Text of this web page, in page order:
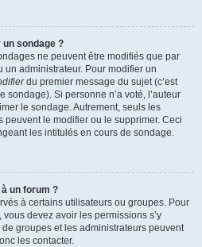
sondage ?
ne peuvent être modifiés que par
un administrateur. Pour modifier un
du premier message du sujet (c’est
Si personne n’a voté, l’auteur
le sondage. Autrement, seuls les
peuvent le modifier ou le supprimer. Ceci
les intitulés en cours de sondage.
un forum ?
à certains utilisateurs ou groupes. Pour
devez avoir les permissions s’y
groupes et les administrateurs peuvent
les contacter.